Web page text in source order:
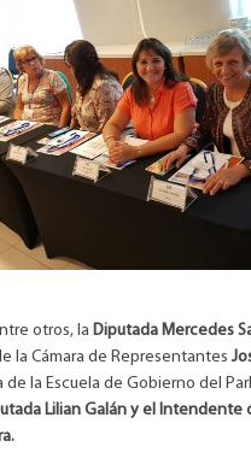
otros, la Diputada Mercedes
la Cámara de Representantes
de la Escuela de Gobierno del
Lilian Galán y el Intendente